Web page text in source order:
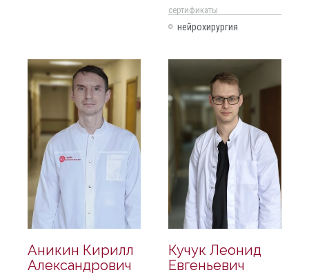
cертификаты
нейрохирургия
Аникин Кирилл
Александрович
Кучук Леонид
Евгеньевич